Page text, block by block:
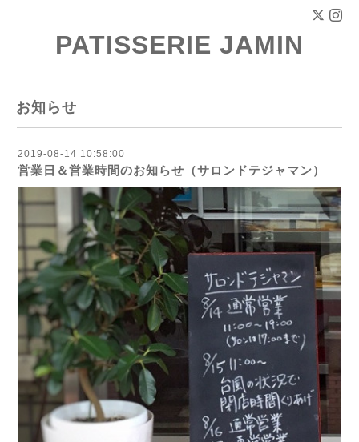
PATISSERIE JAMIN
お知らせ
2019-08-14 10:58:00
営業日＆営業時間のお知らせ（サロンドテジャマン）